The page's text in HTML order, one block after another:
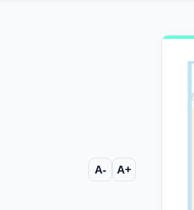
A- A+